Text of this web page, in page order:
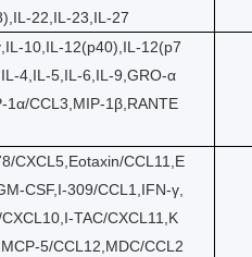
22,IL-23,IL-27
10,IL-12(p40),IL-12(p7
4,IL-5,IL-6,IL-9,GRO-α
1α/CCL3,MIP-1β,RANTE
CXCL5,Eotaxin/CCL11,E
CSF,I-309/CCL1,IFN-γ,
TAC/CXCL11,K
5/CCL12,MDC/CCL2